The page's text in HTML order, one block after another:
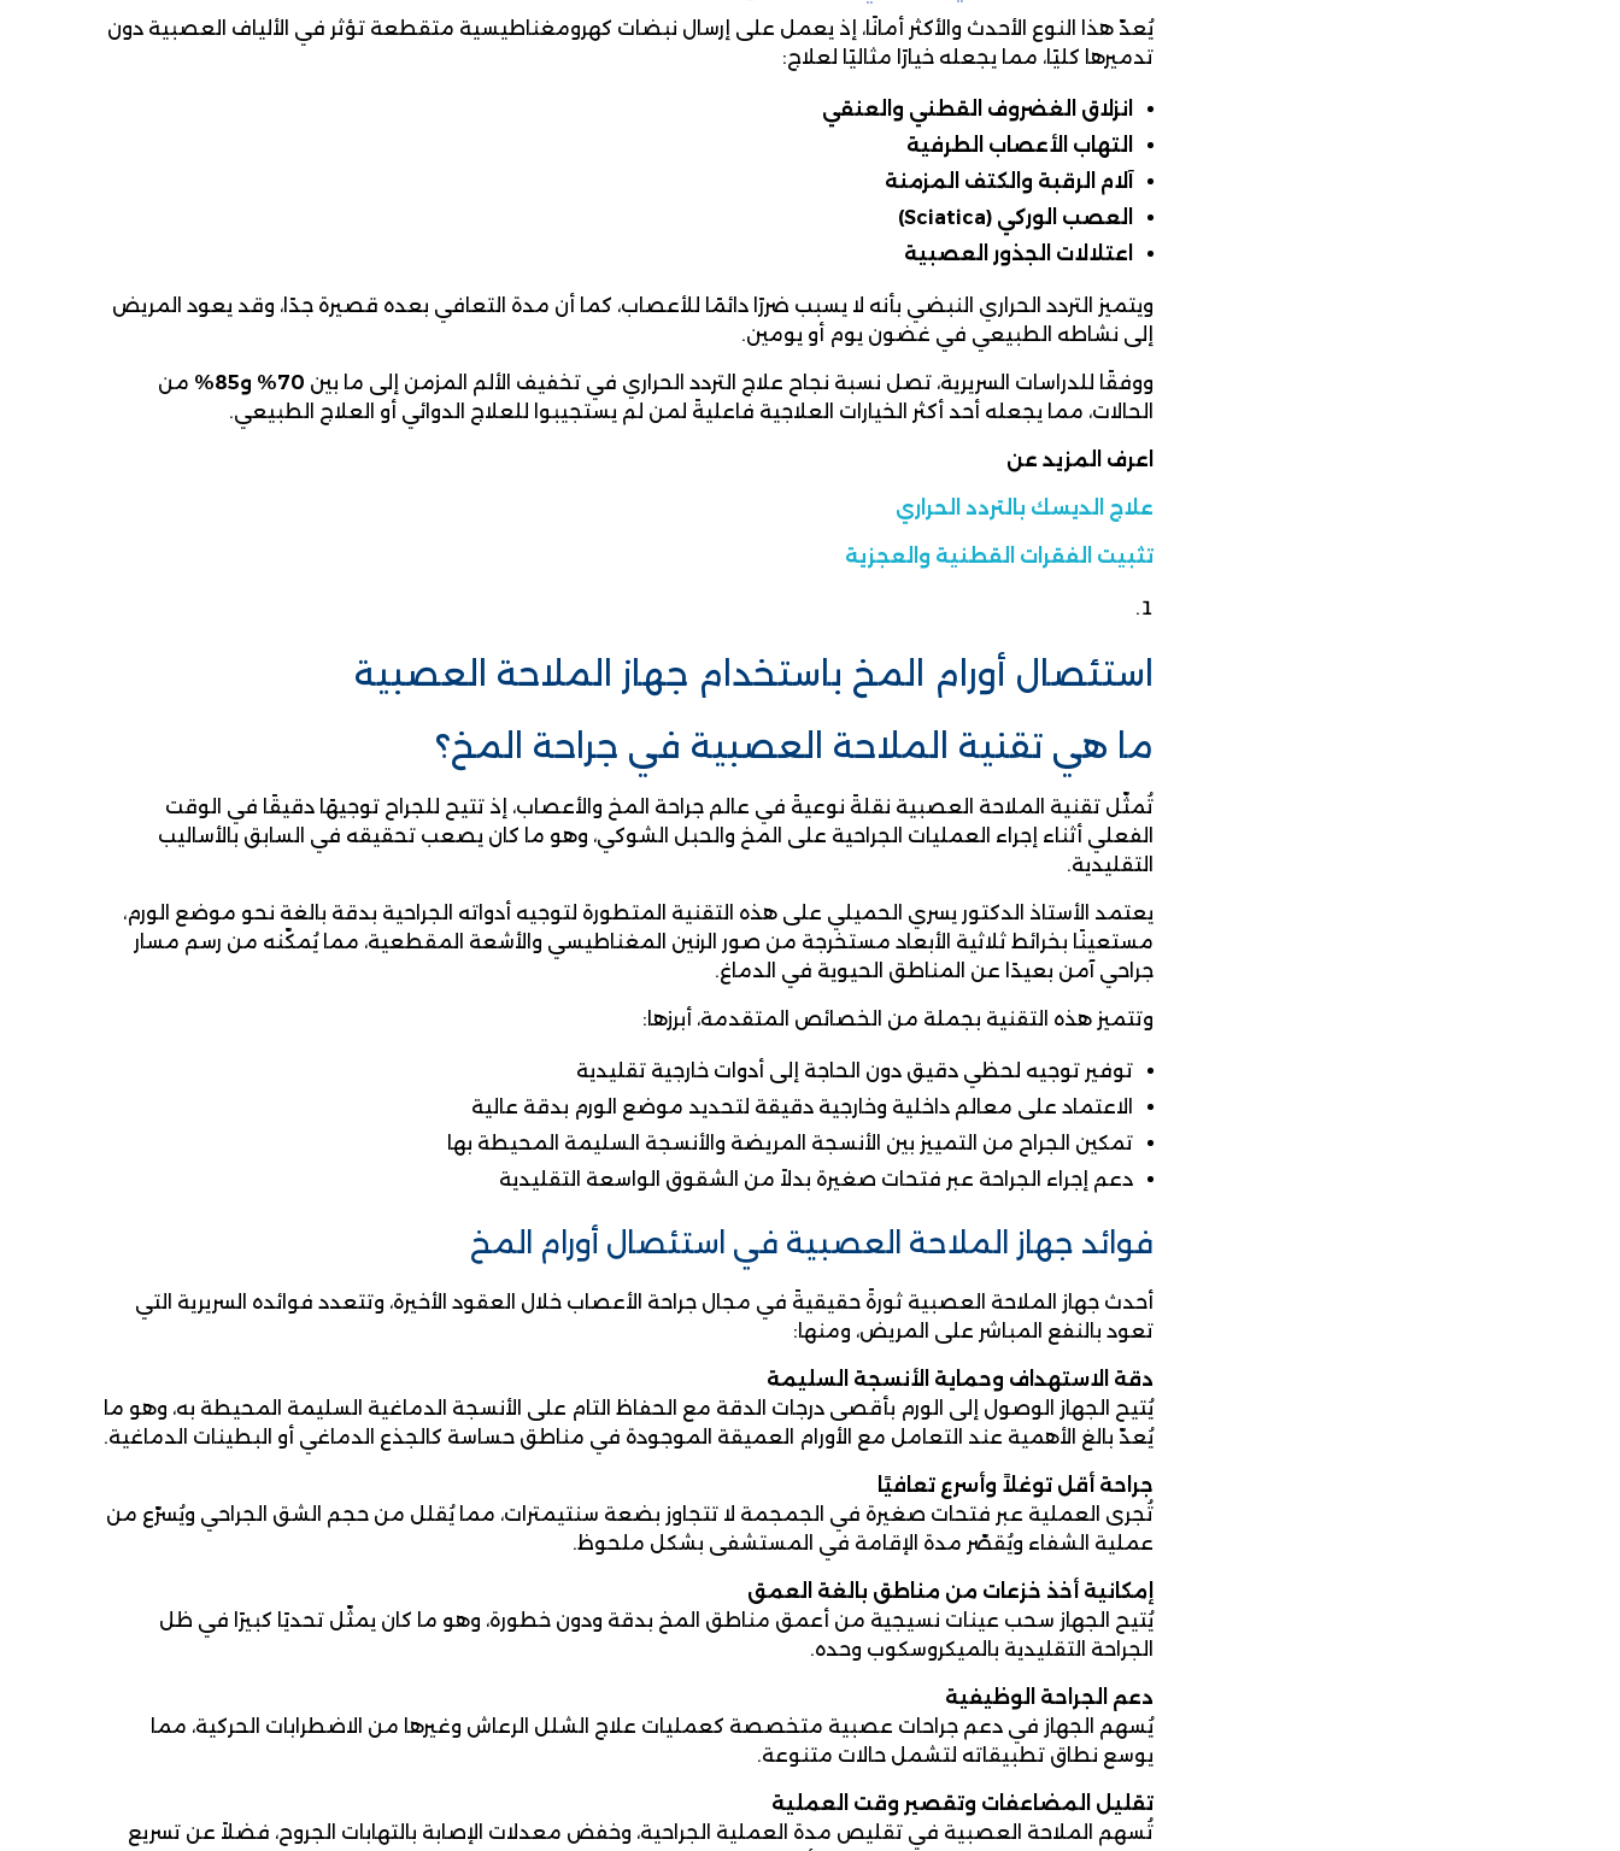
يُعدّ هذا النوع الأحدث والأكثر أمانًا، إذ يعمل على إرسال نبضات كهرومغناطيسية متقطعة تؤثر في الألياف العصبية دون
تدميرها كليًا، مما يجعله خيارًا مثاليًا لعلاج:
انزلاق الغضروف القطني والعنقي
التهاب الأعصاب الطرفية
آلام الرقبة والكتف المزمنة
العصب الوركي (Sciatica)
اعتلالات الجذور العصبية
ويتميز التردد الحراري النبضي بأنه لا يسبب ضررًا دائمًا للأعصاب، كما أن مدة التعافي بعده قصيرة جدًا، وقد يعود المريض
إلى نشاطه الطبيعي في غضون يوم أو يومين.
ووفقًا للدراسات السريرية، تصل نسبة نجاح علاج التردد الحراري في تخفيف الألم المزمن إلى ما بين 70% و85%
من
الحالات، مما يجعله أحد أكثر الخيارات العلاجية فاعليةً لمن لم يستجيبوا للعلاج الدوائي أو العلاج الطبيعي.
اعرف المزيد عن
علاج الديسك بالتردد الحراري
تثبيت الفقرات القطنية والعجزية
استئصال أورام المخ باستخدام جهاز الملاحة العصبية
ما هي تقنية الملاحة العصبية في جراحة المخ؟
تُمثّل تقنية الملاحة العصبية نقلةً نوعيةً في عالم جراحة المخ والأعصاب، إذ تتيح للجراح توجيهًا دقيقًا في الوقت
الفعلي أثناء إجراء العمليات الجراحية على المخ والحبل الشوكي، وهو ما كان يصعب تحقيقه في السابق بالأساليب
التقليدية.
يعتمد الأستاذ الدكتور يسري الحميلي على هذه التقنية المتطورة لتوجيه أدواته الجراحية بدقة بالغة نحو موضع الورم،
مستعينًا بخرائط ثلاثية الأبعاد مستخرجة من صور الرنين المغناطيسي والأشعة المقطعية، مما يُمكّنه من رسم مسار
جراحي آمن بعيدًا عن المناطق الحيوية في الدماغ.
وتتميز هذه التقنية بجملة من الخصائص المتقدمة، أبرزها:
توفير توجيه لحظي دقيق دون الحاجة إلى أدوات خارجية تقليدية
الاعتماد على معالم داخلية وخارجية دقيقة لتحديد موضع الورم بدقة عالية
تمكين الجراح من التمييز بين الأنسجة المريضة والأنسجة السليمة المحيطة بها
دعم إجراء الجراحة عبر فتحات صغيرة بدلاً من الشقوق الواسعة التقليدية
فوائد جهاز الملاحة العصبية في استئصال أورام المخ
أحدث جهاز الملاحة العصبية ثورةً حقيقيةً في مجال جراحة الأعصاب خلال العقود الأخيرة، وتتعدد فوائده السريرية التي
تعود بالنفع المباشر على المريض، ومنها:
دقة الاستهداف وحماية الأنسجة السليمة
يُتيح الجهاز الوصول إلى الورم بأقصى درجات الدقة مع الحفاظ التام على الأنسجة الدماغية السليمة المحيطة به، وهو ما
يُعدّ بالغ الأهمية عند التعامل مع الأورام العميقة الموجودة في مناطق حساسة كالجذع الدماغي أو البطينات الدماغية.
جراحة أقل توغلاً وأسرع تعافيًا
تُجرى العملية عبر فتحات صغيرة في الجمجمة لا تتجاوز بضعة سنتيمترات، مما يُقلل من حجم الشق الجراحي ويُسرّع من
عملية الشفاء ويُقصّر مدة الإقامة في المستشفى بشكل ملحوظ.
إمكانية أخذ خزعات من مناطق بالغة العمق
يُتيح الجهاز سحب عينات نسيجية من أعمق مناطق المخ بدقة ودون خطورة، وهو ما كان يمثّل تحديًا كبيرًا في ظل
الجراحة التقليدية بالميكروسكوب وحده.
دعم الجراحة الوظيفية
يُسهم الجهاز في دعم جراحات عصبية متخصصة كعمليات علاج الشلل الرعاش وغيرها من الاضطرابات الحركية، مما
يوسع نطاق تطبيقاته لتشمل حالات متنوعة.
تقليل المضاعفات وتقصير وقت العملية
تُسهم الملاحة العصبية في تقليص مدة العملية الجراحية، وخفض معدلات الإصابة بالتهابات الجروح، فضلاً عن تسريع